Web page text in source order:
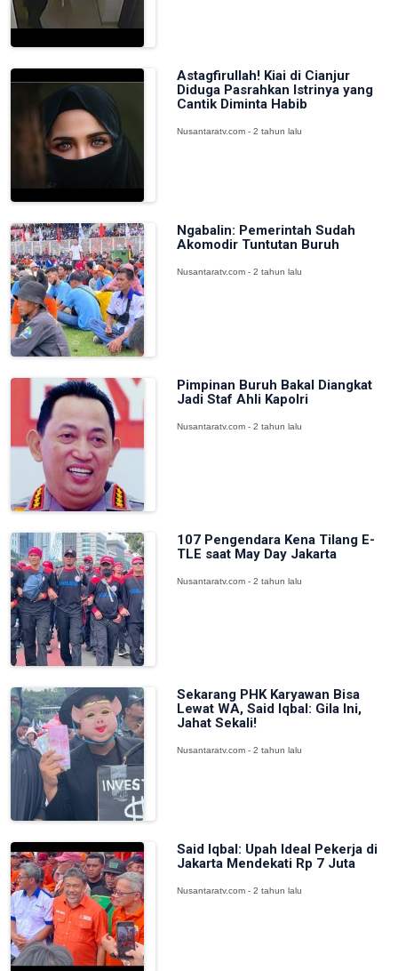
Astagfirullah! Kiai di Cianjur
Diduga Pasrahkan Istrinya yang
Cantik Diminta Habib
Nusantaratv.com - 2 tahun lalu
Ngabalin: Pemerintah Sudah
Akomodir Tuntutan Buruh
Nusantaratv.com - 2 tahun lalu
Pimpinan Buruh Bakal Diangkat
Jadi Staf Ahli Kapolri
Nusantaratv.com - 2 tahun lalu
107 Pengendara Kena Tilang E-
TLE saat May Day Jakarta
Nusantaratv.com - 2 tahun lalu
Sekarang PHK Karyawan Bisa
Lewat WA, Said Iqbal: Gila Ini,
Jahat Sekali!
Nusantaratv.com - 2 tahun lalu
Said Iqbal: Upah Ideal Pekerja di
Jakarta Mendekati Rp 7 Juta
Nusantaratv.com - 2 tahun lalu